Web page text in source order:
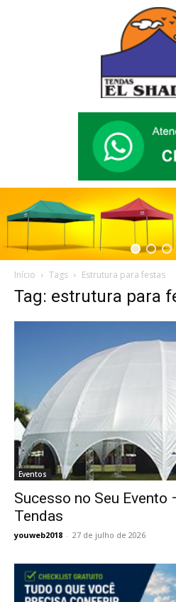
Início Tags Estrutura para festas
Tag: estrutura para
Eventos
Sucesso no Seu Evento
Tendas
youweb2018 - 27 de julho de 2026